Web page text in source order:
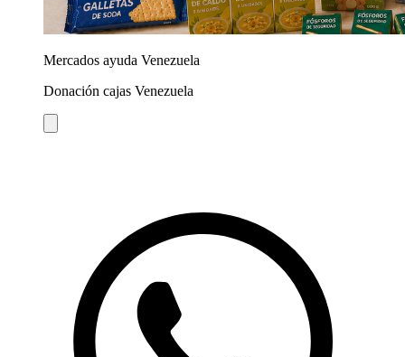
Mercados ayuda Venezuela
Donación cajas Venezuela